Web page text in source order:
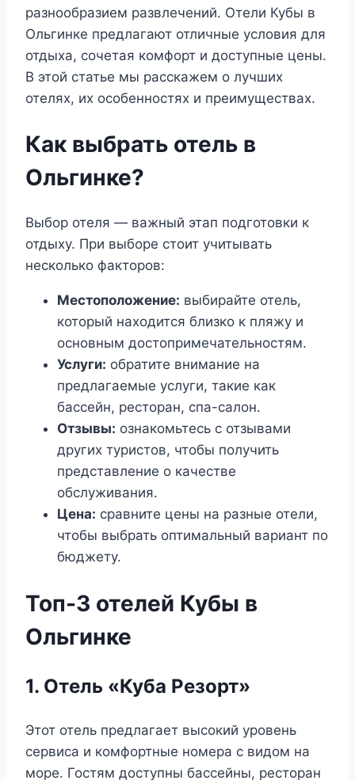
разнообразием развлечений. Отели Кубы в
Ольгинке предлагают отличные условия для
отдыха, сочетая комфорт и доступные цены.
В этой статье мы расскажем о лучших
отелях, их особенностях и преимуществах.
Как выбрать отель в
Ольгинке?
Выбор отеля — важный этап подготовки к
отдыху. При выборе стоит учитывать
несколько факторов:
Местоположение: выбирайте отель,
который находится близко к пляжу и
основным достопримечательностям.
Услуги: обратите внимание на
предлагаемые услуги, такие как
бассейн, ресторан, спа-салон.
Отзывы: ознакомьтесь с отзывами
других туристов, чтобы получить
представление о качестве
обслуживания.
Цена: сравните цены на разные отели,
чтобы выбрать оптимальный вариант по
бюджету.
Топ-3 отелей Кубы в
Ольгинке
1. Отель «Куба Резорт»
Этот отель предлагает высокий уровень
сервиса и комфортные номера с видом на
море. Гостям доступны бассейны, ресторан